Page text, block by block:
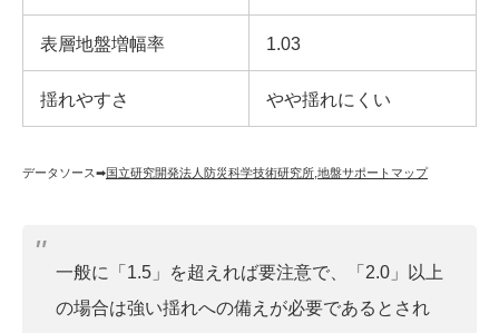
表層地盤増幅率 1.03
揺れやすさ やや揺れにくい
データソース➡︎国立研究開発法人防災科学技術研究所 地盤サポートマップ
一般に「1.5」を超えれば要注意で、「2.0」以上
の場合は強い揺れへの備えが必要であるとされ